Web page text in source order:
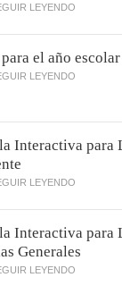
LEYENDO
el año
LEYENDO
Interactiva para
LEYENDO
Interactiva para
Generales
LEYENDO